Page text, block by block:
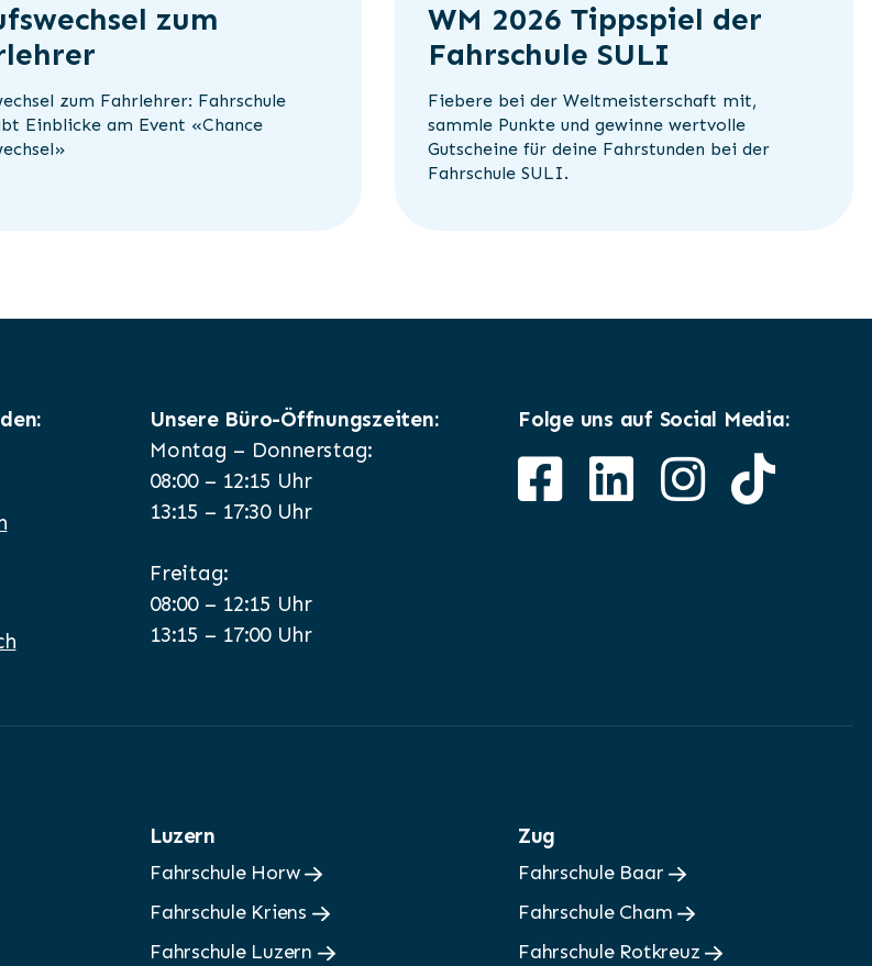
zum
zum Fahrlehrer: Fahrschule
Einblicke am Event «Chance
WM 2026 Tippspiel der
Fahrschule SULI
Fiebere bei der Weltmeisterschaft mit,
sammle Punkte und gewinne wertvolle
Gutscheine für deine Fahrstunden bei der
Fahrschule SULI.
Unsere Büro-Öffnungszeiten:
Montag – Donnerstag:
08:00 – 12:15 Uhr
13:15 – 17:30 Uhr
Freitag:
08:00 – 12:15 Uhr
13:15 – 17:00 Uhr
Folge uns auf Social Media:
Luzern
Fahrschule Horw
Fahrschule Kriens
Fahrschule Luzern
Zug
Fahrschule Baar
Fahrschule Cham
Fahrschule Rotkreuz